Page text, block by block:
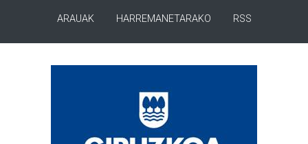
ARAUAK HARREMANETARAKO RSS